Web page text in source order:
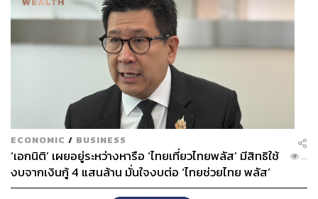
Vintage Shop เลยเชียวล่ะ“จริง ๆ ผมรู้จักร้านนี้มานานมาก
แล้ว ดูในไอจีบ่อยมาก รู้ว่าเขาอยู่ในละแวกที่เราอยู่นี่แหละ
แต่ก็ไม่เคยมีโอกาสได้แวะไปสักที จนวันนึงเขาไปเปิดบูธใน
งานวินเทจงานหนึ่งแล้วเราเดินไปเจอ ได้เห็นเสื้อผ้าจริง ๆ ก็
เลยชอบมาก แล้วพอดีวันนั้นบังเอิญไปเจอกับบุ๊ค (กษิดิ์เดช
ปลูกผล) ด้วย เราเป็นคนชอบเสื้อผ้าวินเทจเหมือนกัน แล้วช่วง
นั้นบุ๊คมันเครียดกับงาน ก็เลยแบบว่า โอเค! เดี๋ยวจะพาเพื่อน
ไปใช้เงินแก้เครียด (ฮา) เลยได้นัดกันไปช้อปที่ร้านซะเลย”นั่น
เป็นจุดเริ่มต้นของการค้นพบแหล่งสมบัติของจูเนียร์
ECONOMIC / BUSINESS
‘เอกนิติ’ เผยอยู่ระหว่างหารือ ‘ไทยเที่ยวไทยพลัส’ มีสิทธิใช้
งบจากเงินกู้ 4 แสนล้าน มั่นใจงบต่อ ‘ไทยช่วยไทย พลัส’
เฟส 2 มีเพียงพอ
...